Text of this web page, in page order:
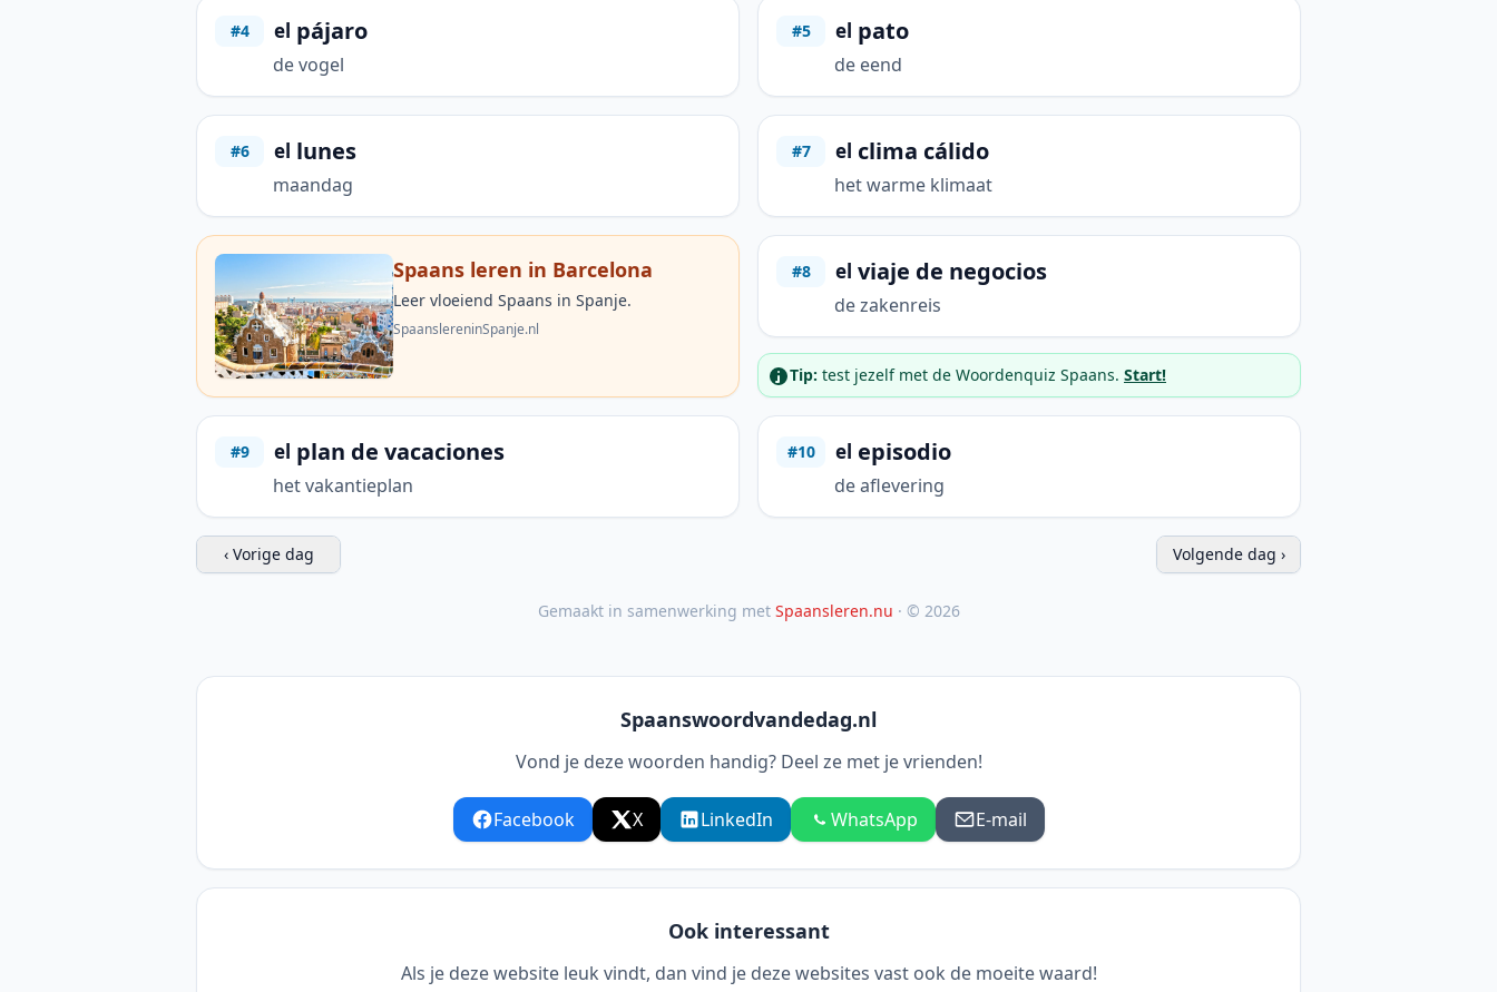
#4 el pájaro
de vogel
#5 el pato
de eend
#6 el lunes
maandag
#7 el clima cálido
het warme klimaat
Spaans leren in Barcelona
Leer vloeiend Spaans in Spanje.
SpaanslereninSpanje.nl
#8 el viaje de negocios
de zakenreis
Tip: test jezelf met de Woordenquiz Spaans. Start!
#9 el plan de vacaciones
het vakantieplan
#10 el episodio
de aflevering
‹ Vorige dag Volgende dag ›
Gemaakt in samenwerking met Spaansleren.nu · © 2026
Spaanswoordvandedag.nl
Vond je deze woorden handig? Deel ze met je vrienden!
Facebook X LinkedIn WhatsApp E-mail
Ook interessant
Als je deze website leuk vindt, dan vind je deze websites vast ook de moeite waard!